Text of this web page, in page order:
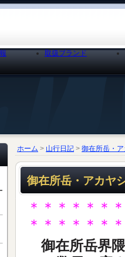
取扱ブランド
ホーム > 山行日記 > 御在所岳・
御在所岳・アカヤ
＊＊＊＊＊＊
＊＊＊＊＊＊
御在所岳界